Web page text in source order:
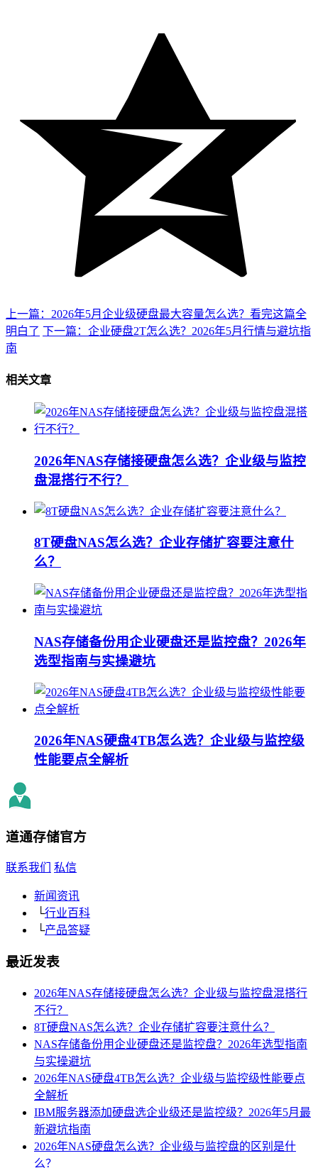
上一篇：2026年5月企业级硬盘最大容量怎么选？看完这篇全
明白了 下一篇：企业硬盘2T怎么选？2026年5月行情与避坑指
南
相关文章
2026年NAS存储接硬盘怎么选？企业级与监控
盘混搭行不行？
8T硬盘NAS怎么选？企业存储扩容要注意什
么？
NAS存储备份用企业硬盘还是监控盘？2026年
选型指南与实操避坑
2026年NAS硬盘4TB怎么选？企业级与监控级
性能要点全解析
道通存储官方
联系我们 私信
新闻资讯
└行业百科
└产品答疑
最近发表
2026年NAS存储接硬盘怎么选？企业级与监控盘混搭行
不行？
8T硬盘NAS怎么选？企业存储扩容要注意什么？
NAS存储备份用企业硬盘还是监控盘？2026年选型指南
与实操避坑
2026年NAS硬盘4TB怎么选？企业级与监控级性能要点
全解析
IBM服务器添加硬盘选企业级还是监控级？2026年5月最
新避坑指南
2026年NAS硬盘怎么选？企业级与监控盘的区别是什
么？